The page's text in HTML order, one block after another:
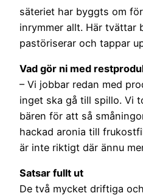
säteriet har byggts om
inrymmer allt. Här tvättar
pastöriserar och tappar
Vad gör ni med
– Vi jobbar redan med
inget ska gå till spillo. Vi
bären för att så
hackad aronia till
är inte riktigt där ännu
Satsar fullt ut
De två mycket driftiga